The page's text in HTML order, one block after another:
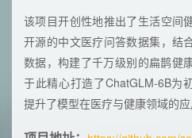
该项目开创性地推出了生活空间
开源的中文医疗问答数据集，结
数据，构建了千万级别的扁鹊健
于此精心打造了ChatGLM-6B为
提升了模型在医疗与健康领域的应